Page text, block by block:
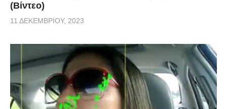
(Βίντεο)
11 ΔΕΚΕΜΒΡΊΟΥ, 2023